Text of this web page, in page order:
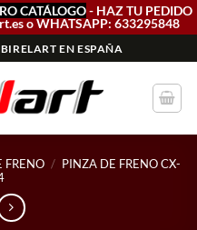
CATÁLOGO- HAZ TU PEDIDO
o WHATSAPP: 633295848
EN ESPAÑA
FRENO / PINZA DE FRENO CX-